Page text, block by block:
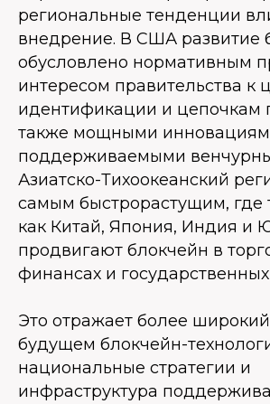
региональные тенденции
внедрение. В США развитие
обусловлено нормативным
интересом правительства к
идентификации и цепочкам
также мощными
поддерживаемыми
Азиатско-Тихоокеанский
самым быстрорастущим, где
как Китай, Япония, Индия и
продвигают блокчейн в
финансах и государственных
Это отражает более
будущем блокчейн-
национальные стратегии и
инфраструктура